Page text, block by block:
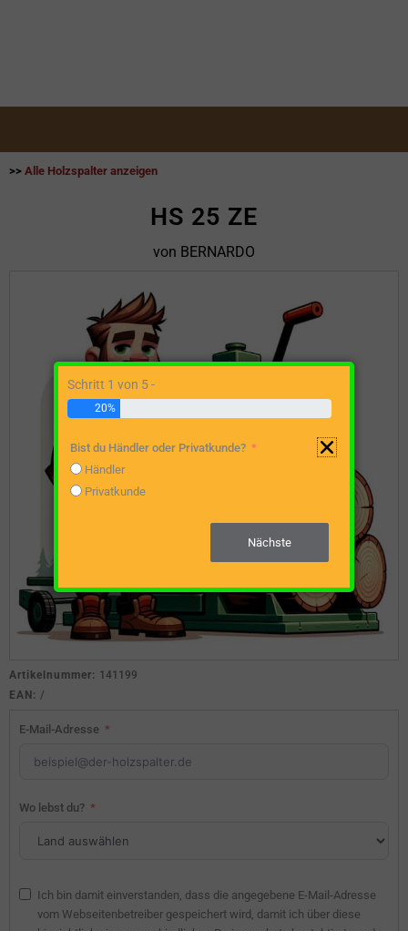
>> Alle Holzspalter anzeigen
HS 25 ZE
von BERNARDO
Artikelnummer: 141199
EAN: /
E-Mail-Adresse
Wo lebst du?
Ich bin damit einverstanden, dass die angegebene E-Mail-Adresse
vom Webseitenbetreiber gespeichert wird, damit ich über diese
Schritt 1 von 5 -
20%
Bist du Händler oder Privatkunde?
Händler
Privatkunde
Nächste